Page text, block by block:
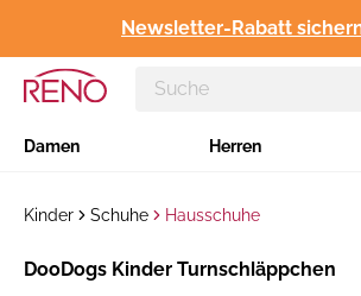
Newsletter-Rabatt sichern
Damen Herren
Kinder Schuhe Hausschuhe
Hersteller:
​DooDogs Kinder Turnschläppchen